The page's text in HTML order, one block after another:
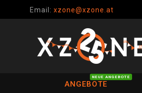
Email: xzone@xzone.at
ANGEBOTE
NEUE ANGEBOTE